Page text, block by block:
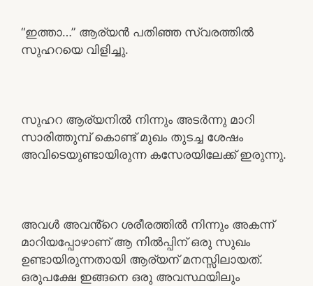
“ഇത്താ…” ആര്യൻ പതിഞ്ഞ സ്വരത്തിൽ
സുഹറയെ വിളിച്ചു.
സുഹറ ആര്യനിൽ നിന്നും അടർന്നു മാറി
സാരിത്തുമ്പ് കൊണ്ട് മുഖം തുടച്ച ശേഷം
അവിടെയുണ്ടായിരുന്ന കസേരയിലേക്ക് ഇരുന്നു.
അവൾ അവൻ്റെ ശരീരത്തിൽ നിന്നും അകന്ന്
മാറിയപ്പോഴാണ് ആ നിൽപ്പിന് ഒരു സുഖം
ഉണ്ടായിരുന്നതായി ആര്യന് മനസ്സിലായത്.
ഒരുപക്ഷേ ഇങ്ങനെ ഒരു അവസ്ഥയിലും